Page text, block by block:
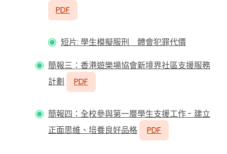
PDF
短片:學生模擬服刑 體會犯罪代價
簡報三：香港遊樂場協會新境界社區支援服務
計劃
PDF
簡報四：全校參與第一層學生支援工作 - 建立
正面思維、培養良好品格
PDF